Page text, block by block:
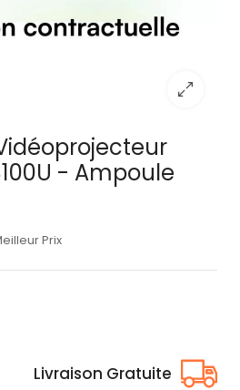
- Ampoule
Prix
Livraison Gratuite